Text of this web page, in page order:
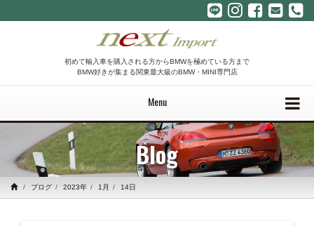
初めて輸入車を購入される方からBMWを極めている方まで
BMW好きが集まる関東最大級のBMW・MINI専門店
Menu
Blog
ブログ 2023年 1月 14日